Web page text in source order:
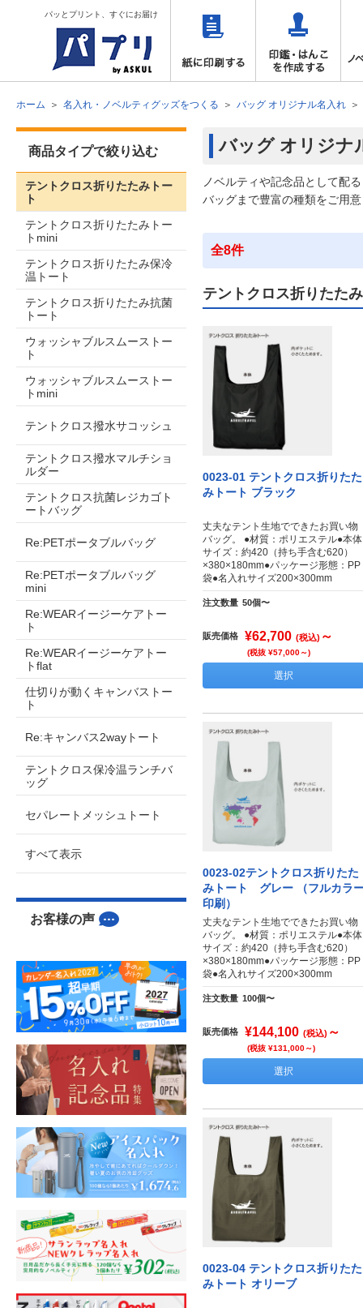
パッとプリント、すぐにお届け
ホーム 名入れ・ノベルティグッズをつくる バッグ オリジナル名入れ
バッグ オリジナ
ノベルティや記念品として配
バッグまで豊富の種類をご用
全8件
テントクロス折りたた
0023-01 テントクロス折りたた
みトート ブラック
丈夫なテント生地でできたお買い物
バッグ。 ●材質：ポリエステル●本体
サイズ：約420（持ち手含む620）
×380×180mm●パッケージ形態：PP
袋●名入れサイズ200×300mm
注文数量 50個〜
販売価格 ¥62,700 (税込) ～
(税抜 ¥57,000～)
選択
0023-02テントクロス折りたた
みトート グレー （フルカラ
印刷）
丈夫なテント生地でできたお買い物
バッグ。 ●材質：ポリエステル●本体
サイズ：約420（持ち手含む620）
×380×180mm●パッケージ形態：PP
袋●名入れサイズ200×300mm
注文数量 100個〜
販売価格 ¥144,100 (税込) ～
(税抜 ¥131,000～)
選択
0023-04 テントクロス折りたた
みトート オリーブ
商品タイプで絞り込む
テントクロス折りたたみトー
ト
テントクロス折りたたみトー
トmini
テントクロス折りたたみ保冷
温トート
テントクロス折りたたみ抗菌
トート
ウォッシャブルスムーストー
ト
ウォッシャブルスムーストー
トmini
テントクロス撥水サコッシュ
テントクロス撥水マルチショ
ルダー
テントクロス抗菌レジカゴト
ートバッグ
Re:PETポータブルバッグ
Re:PETポータブルバッグ
mini
Re:WEARイージーケアトー
ト
Re:WEARイージーケアトー
トflat
仕切りが動くキャンバストー
ト
Re:キャンバス2wayトート
テントクロス保冷温ランチバ
ッグ
セパレートメッシュトート
すべて表示
お客様の声